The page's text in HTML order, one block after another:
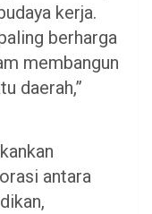
kerja.
berharga
membangun
daerah,”
antara